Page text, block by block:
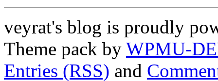
veyrat's blog is proudly
Theme pack by WPMU-
Entries (RSS) and